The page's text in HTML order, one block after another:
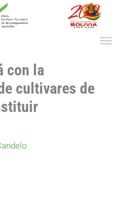
con la
cultivares de